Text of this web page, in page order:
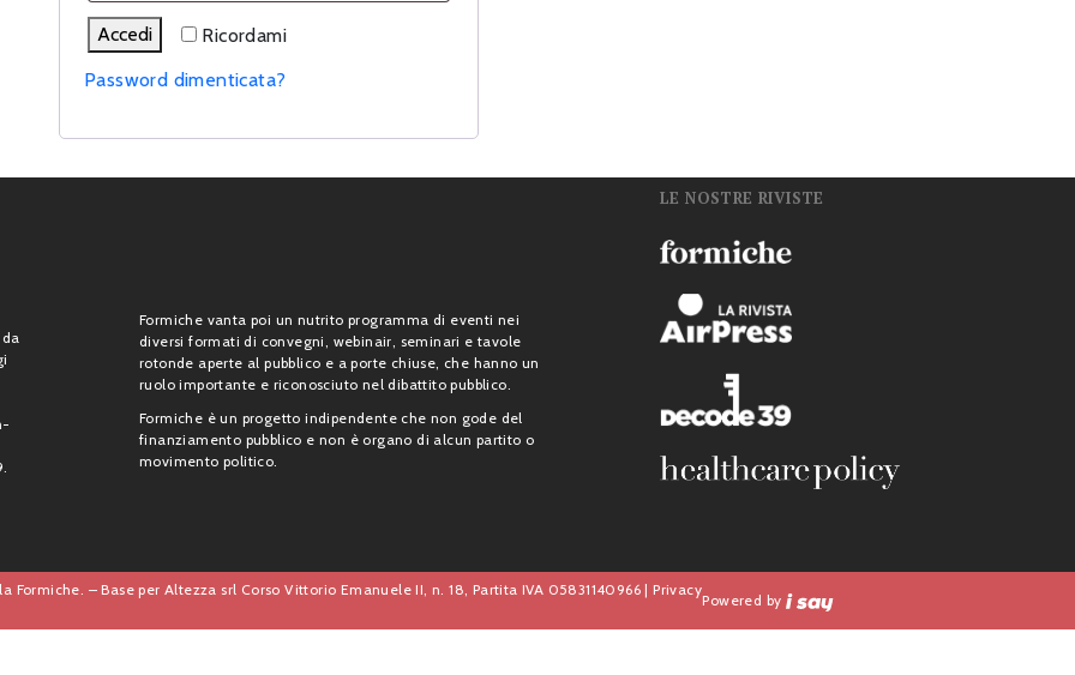
Ricordami
Accedi
Password dimenticata?
Formiche vanta poi un nutrito programma di eventi nei
diversi formati di convegni, webinair, seminari e tavole
rotonde aperte al pubblico e a porte chiuse, che hanno un
ruolo importante e riconosciuto nel dibattito pubblico.
Formiche è un progetto indipendente che non gode del
finanziamento pubblico e non è organo di alcun partito o
movimento politico.
LE NOSTRE RIVISTE
Formiche. – Base per Altezza srl Corso Vittorio Emanuele II, n. 18, Partita IVA 05831140966 |Privacy
Powered by